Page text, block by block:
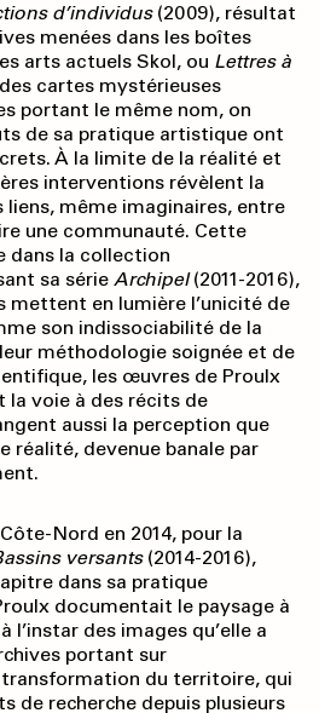
d’individus (2009), résultat
menées dans les boîtes
arts actuels Skol, ou Lettres à
cartes mystérieuses
portant le même nom, on
de sa pratique artistique ont
À la limite de la réalité et
interventions révèlent la
liens, même imaginaires, entre
une communauté. Cette
dans la collection
sa série Archipel(2011-2016),
mettent en lumière l’unicité de
son indissociabilité de la
méthodologie soignée et de
les œuvres de Proulx
la voie à des récits de
aussi la perception que
réalité, devenue banale par
Nord en 2014, pour la
versants (2014-2016),
dans sa pratique
documentait le paysage à
l’instar des images qu’elle a
portant sur
du territoire, qui
de recherche depuis plusieurs